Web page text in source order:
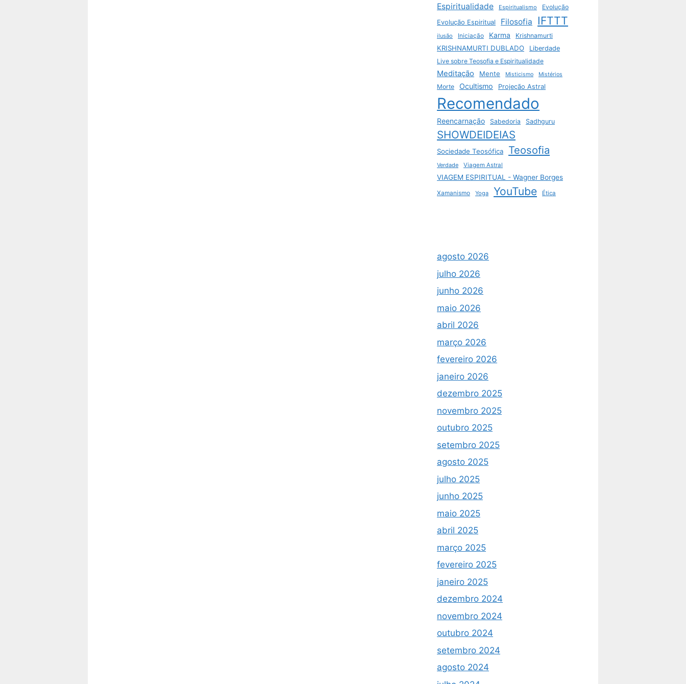
Espiritualidade Espiritualismo
Evolução
Evolução Espiritual
Filosofia IFTTT
ilusão Iniciação Karma Krishnamurti
KRISHNAMURTI DUBLADO
Liberdade
Live sobre Teosofia e Espiritualidade
Meditação Mente Misticismo Mistérios
Morte Ocultismo Projeção Astral
Recomendado
Reencarnação Sabedoria Sadhguru
SHOWDEIDEIAS
Sociedade Teosófica Teosofia
Verdade Viagem Astral
VIAGEM ESPIRITUAL - Wagner Borges
Xamanismo Yoga YouTube Ética
agosto 2026
julho 2026
junho 2026
maio 2026
abril 2026
março 2026
fevereiro 2026
janeiro 2026
dezembro 2025
novembro 2025
outubro 2025
setembro 2025
agosto 2025
julho 2025
junho 2025
maio 2025
abril 2025
março 2025
fevereiro 2025
janeiro 2025
dezembro 2024
novembro 2024
outubro 2024
setembro 2024
agosto 2024